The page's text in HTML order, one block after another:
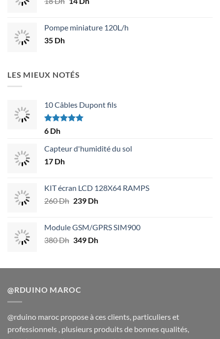
30 Dh.25 Dh.
était :est :
Pompe miniature 120L/h
35 Dh
LES MIEUX NOTÉS
10 Câbles Dupont fils
Note
6 Dh
Capteur d'humidité du sol
17 Dh
KIT écran LCD 128X64 RAMPS
260Dh Le
était :
260 Dh.
239 DhLe
est :
239 Dh.
Module GSM/GPRS SIM900
380Dh Le
était :
349 DhLe
est :
@RDUINO MAROC
@rduino maroc propose à ces clients, particuliers et
professionnels , plusieurs produits de bonnes qualités,